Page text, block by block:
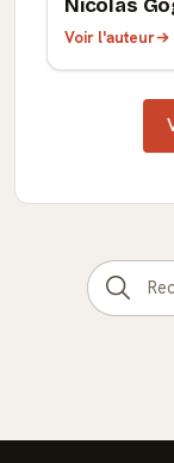
Nicolas
Voir l'auteur